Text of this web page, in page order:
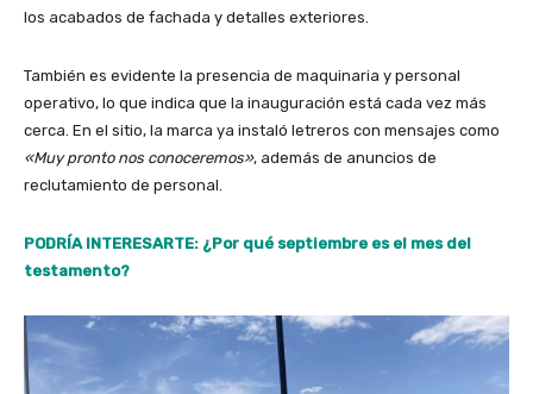
los acabados de fachada y detalles exteriores.
También es evidente la presencia de maquinaria y personal
operativo, lo que indica que la inauguración está cada vez más
cerca. En el sitio, la marca ya instaló letreros con mensajes como
«Muy pronto nos conoceremos», además de anuncios de
reclutamiento de personal.
PODRÍA INTERESARTE: ¿Por qué septiembre es el mes del
testamento?